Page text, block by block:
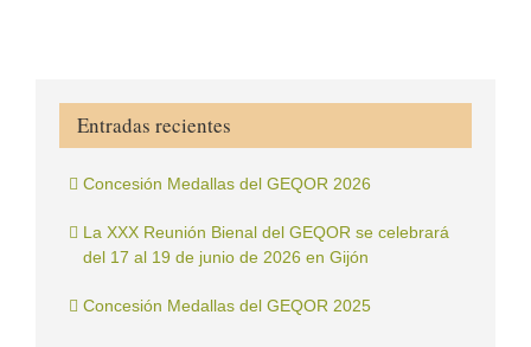
Entradas recientes
Concesión Medallas del GEQOR 2026
La XXX Reunión Bienal del GEQOR se celebrará
del 17 al 19 de junio de 2026 en Gijón
Concesión Medallas del GEQOR 2025